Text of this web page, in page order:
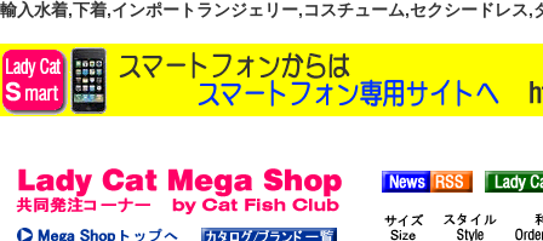
輸入水着,下着,インポートランジェリー,コスチューム,セクシードレス